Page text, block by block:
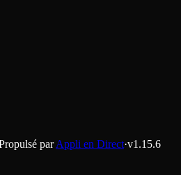
par Appli en Direct·v1.15.6